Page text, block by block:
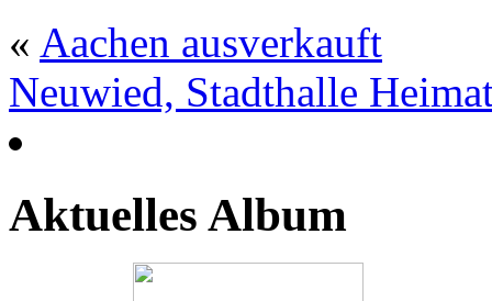
« Aachen ausverkauft
Neuwied, Stadthalle
Aktuelles Album